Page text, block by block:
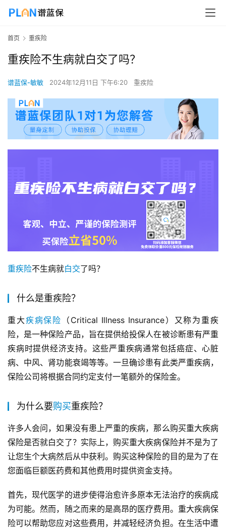
首页 重疾险
重疾险不生病就白交了吗？
谱蓝保-敏敏 2024年12月11日 下午6:20 重疾险
重疾险不生病就白交了吗？
什么是重疾险？
重大疾病保险
（Critical Illness Insurance）又称为重疾
险，是一种保险产品，旨在提供给投保人在被诊断患有严重
疾病时提供经济支持。这些严重疾病通常包括癌症、心脏
病、中风、肾功能衰竭等等。一旦确诊患有此类严重疾病，
保险公司将根据合同约定支付一笔额外的保险金。
为什么要购买重疾险？
许多人会问，如果没有患上严重的疾病，那么购买重大疾病
保险是否就白交了？实际上，购买重大疾病保险并不是为了
让您生个大病然后从中获利。购买这种保险的目的是为了在
您面临巨额医药费和其他费用时提供资金支持。
首先，现代医学的进步使得治愈许多原本无法治疗的疾病成
为可能。然而，随之而来的是高昂的医疗费用。重大疾病保
险可以帮助您应对这些费用，并减轻经济负担。在生活中遭